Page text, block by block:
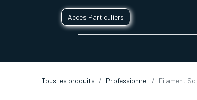
Accès Particuliers
Tous les produits Professionnel Filament